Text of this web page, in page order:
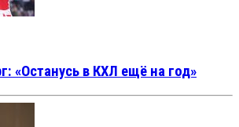
«Останусь в КХЛ ещё на год»